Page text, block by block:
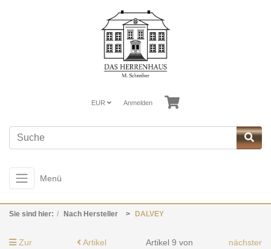
EUR Anmelden
Menü
Sie sind hier: Nach Hersteller DALVEY
Zur
Artikel
Artikel 9 von
nächster